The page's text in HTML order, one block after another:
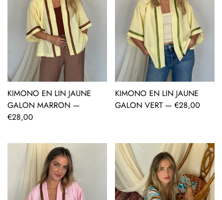
AJOUT RAPIDE
KIMONO EN LIN JAUNE
GALON MARRON —
Prix
€28,00
AJOUT RAPIDE
KIMONO EN LIN JAUNE
GALON VERT — Prix
€28,00